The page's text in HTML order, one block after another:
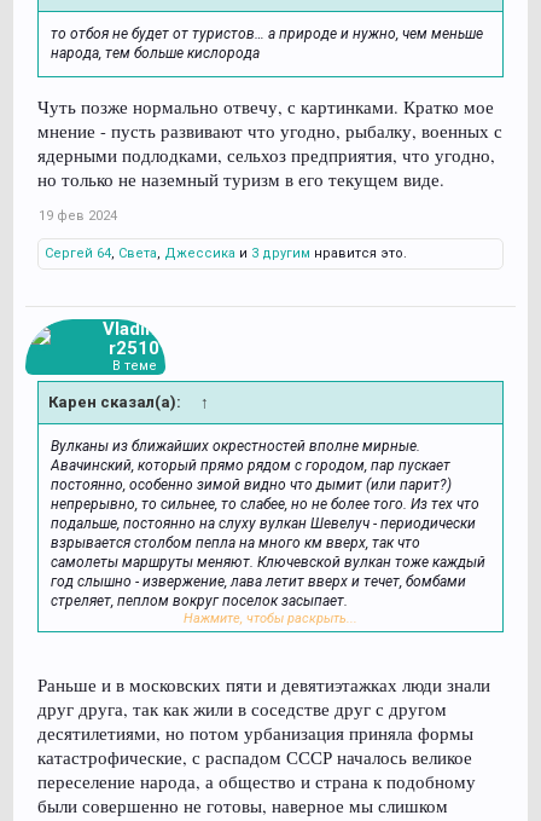
то отбоя не будет от туристов… а природе и нужно, чем меньше
народа, тем больше кислорода
Чуть позже нормально отвечу, с картинками. Кратко мое
мнение - пусть развивают что угодно, рыбалку, военных с
ядерными подлодками, сельхоз предприятия, что угодно,
но только не наземный туризм в его текущем виде.
19 фев 2024
Сергей 64, Света, Джессика и 3 другим нравится это.
Vladimi
r2510
В теме
Карен сказал(а): ↑
Вулканы из ближайших окрестностей вполне мирные.
Авачинский, который прямо рядом с городом, пар пускает
постоянно, особенно зимой видно что дымит (или парит?)
непрерывно, то сильнее, то слабее, но не более того. Из тех что
подальше, постоянно на слуху вулкан Шевелуч - периодически
взрывается столбом пепла на много км вверх, так что
самолеты маршруты меняют. Ключевской вулкан тоже каждый
год слышно - извержение, лава летит вверх и течет, бомбами
стреляет, пеплом вокруг поселок засыпает.
один вулкан, ровной конической формы. Рассказывали: на
вершине, понятно, все голо и засыпано пеплом. Пониже
начинается мертвый лес - стоят обугленные стволы деревьев,
торчат из под пепла. Зрелище апокалиптическое. А у подножья
нашли брошенный старый поселок - остовы домов, без крыш,
только полуразрушенные стены... и местами металлические
дуги, спинки кроватей (какие раньше были у многих) торчат из
Нажмите, чтобы раскрыть...
Раньше и в московских пяти и девятиэтажках люди знали
друг друга, так как жили в соседстве друг с другом
десятилетиями, но потом урбанизация приняла формы
катастрофические, с распадом СССР началось великое
переселение народа, а общество и страна к подобному
были совершенно не готовы, наверное мы слишком